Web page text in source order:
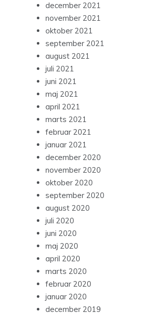
december 2021
november 2021
oktober 2021
september 2021
august 2021
juli 2021
juni 2021
maj 2021
april 2021
marts 2021
februar 2021
januar 2021
december 2020
november 2020
oktober 2020
september 2020
august 2020
juli 2020
juni 2020
maj 2020
april 2020
marts 2020
februar 2020
januar 2020
december 2019